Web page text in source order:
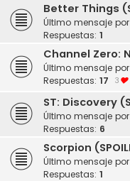
Better Things
Último mensaje por
Respuestas: 1
Channel Zero:
Último mensaje por
Respuestas: 17 3
ST: Discovery
Último mensaje por
Respuestas: 6
Scorpion
Último mensaje por
Respuestas: 1